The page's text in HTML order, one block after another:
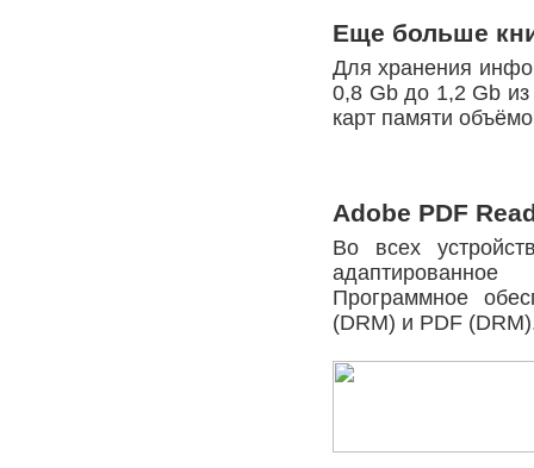
Еще больше
Для хранения
0,8 Gb до 1,2 Gb
карт памяти
Adobe PDF
Во всех
Программное
(DRM) и PDF